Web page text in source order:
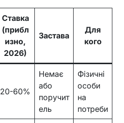
Ставка
(прибл
изно,
2026)
Застава
Для
кого
20-60%
Немає
або
поручит
ель
Фізичні
особи
на
потреби